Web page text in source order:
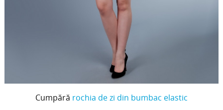
Cumpără rochia de zi din bumbac elastic